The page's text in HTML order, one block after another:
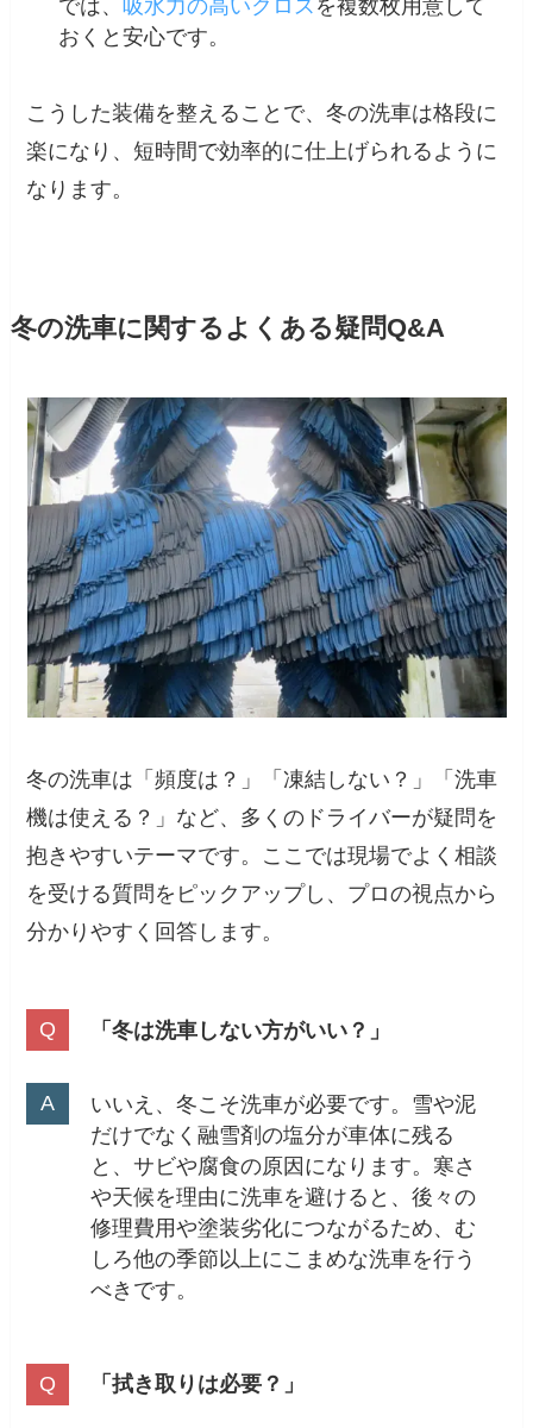
では、 吸水力の高いクロス を複数枚用意して
おくと安心です。
こうした装備を整えることで、冬の洗車は格段に
楽になり、短時間で効率的に仕上げられるように
なります。
冬の洗車に関するよくある疑問Q&A
冬の洗車は「頻度は？」「凍結しない？」「洗車
機は使える？」など、多くのドライバーが疑問を
抱きやすいテーマです。ここでは現場でよく相談
を受ける質問をピックアップし、プロの視点から
分かりやすく回答します。
「冬は洗車しない方がいい？」
いいえ、冬こそ洗車が必要です。雪や泥
だけでなく融雪剤の塩分が車体に残る
と、サビや腐食の原因になります。寒さ
や天候を理由に洗車を避けると、後々の
修理費用や塗装劣化につながるため、む
しろ他の季節以上にこまめな洗車を行う
べきです。
「拭き取りは必要？」